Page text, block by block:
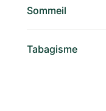
Sommeil
Tabagisme